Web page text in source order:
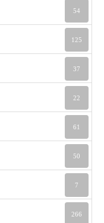
54
125
37
22
61
50
7
266